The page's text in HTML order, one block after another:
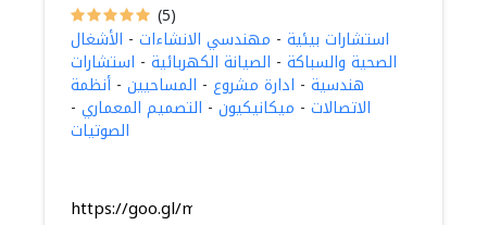
(5)
استشارات بيئية - مهندسي الانشاءات - الأشغال
الصحية والسباكة - الصيانة الكهربائية - استشارات
هندسية - ادارة مشروع - المساحيين - أنظمة
الاتصالات - ميكانيكيون - التصميم المعماري -
الصوتيات
https://goo.gl/maps/YxKoPfSRTSGxUGfB7